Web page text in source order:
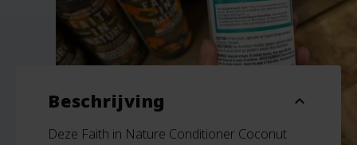
Beschrijving expand_more
Deze Faith in Nature Conditioner Coconut